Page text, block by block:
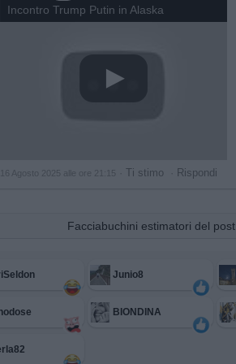
Incontro Trump Putin in Alaska
16 Agosto 2025 alle ore 21:15 Ti stimo Rispondi
Facciabuchini estimatori del post
Junio8
BIONDINA